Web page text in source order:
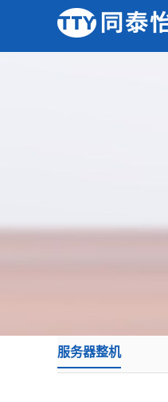
服务器整机